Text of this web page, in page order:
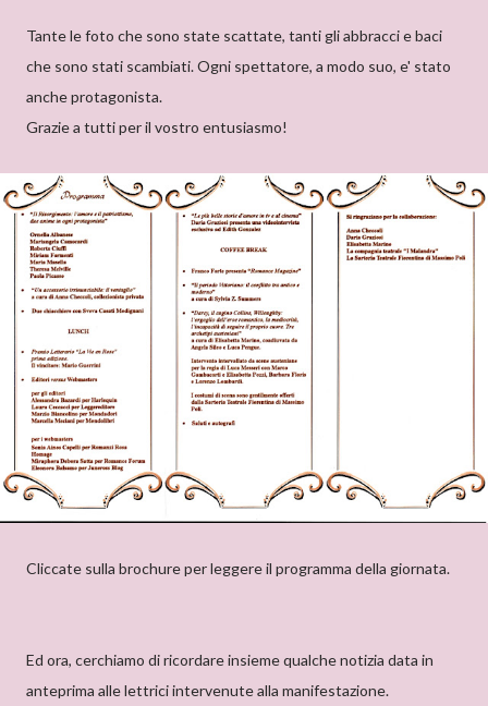
Tante le foto che sono state scattate, tanti gli abbracci e baci
che sono stati scambiati. Ogni spettatore, a modo suo, e' stato
anche protagonista.
Grazie a tutti per il vostro entusiasmo!
Cliccate sulla brochure per leggere il programma della giornata.
Ed ora, cerchiamo di ricordare insieme qualche notizia data in
anteprima alle lettrici intervenute alla manifestazione.